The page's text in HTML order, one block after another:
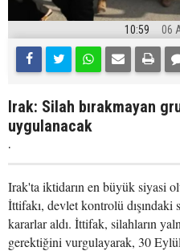
10:59 06
Irak: Silah bırakmayan
uygulanacak
.
Irak'ta iktidarın en büyük siyasi
İttifakı, devlet kontrolü
kararlar aldı. İttifak, silahların
gerektiğini vurgulayarak, 30